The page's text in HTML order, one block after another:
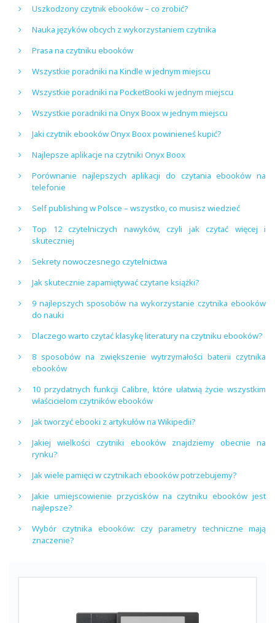
Uszkodzony czytnik ebooków – co zrobić?
Nauka języków obcych z wykorzystaniem czytnika
Prasa na czytniku ebooków
Wszystkie poradniki na Kindle w jednym miejscu
Wszystkie poradniki na PocketBooki w jednym miejscu
Wszystkie poradniki na Onyx Boox w jednym miejscu
Jaki czytnik ebooków Onyx Boox powinieneś kupić?
Najlepsze aplikacje na czytniki Onyx Boox
Porównanie najlepszych aplikacji do czytania ebooków na
telefonie
Self publishing w Polsce – wszystko, co musisz wiedzieć
Top 12 czytelniczych nawyków, czyli jak czytać więcej i
skuteczniej
Sekrety nowoczesnego czytelnictwa
Jak skutecznie zapamiętywać czytane książki?
9 najlepszych sposobów na wykorzystanie czytnika ebooków
do nauki
Dlaczego warto czytać klasykę literatury na czytniku ebooków?
8 sposobów na zwiększenie wytrzymałości baterii czytnika
ebooków
10 przydatnych funkcji Calibre, które ułatwią życie wszystkim
właścicielom czytników ebooków
Jak tworzyć ebooki z artykułów na Wikipedii?
Jakiej wielkości czytniki ebooków znajdziemy obecnie na
rynku?
Jak wiele pamięci w czytnikach ebooków potrzebujemy?
Jakie umiejscowienie przycisków na czytniku ebooków jest
najlepsze?
Wybór czytnika ebooków: czy parametry techniczne mają
znaczenie?